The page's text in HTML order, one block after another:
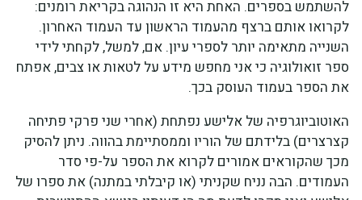
להשתמש בספרים. האחת היא זו הנהוגה בקריאת רומנים:
לקרואו אותם ברצף מהעמוד הראשון עד העמוד האחרון.
השנייה מתאימה יותר לספרי עיון. אם, למשל, לקחתי לידי
ספר זואולוגיה כי אני מחפש מידע על לטאות או צבים, אפתח
את הספר בעמוד העוסק בכך.
האוטוביוגרפיה של אלישע נפתחת (אחרי שני פרקי פתיחה
קצרצרים) בלידתם של הוריו וממסתיימת בהווה. ניתן להסיק
מכך שהקוראים אמורים לקרוא את הספר על-פי סדר
העמודים. הבה נניח שקניתי (או קיבלתי במתנה) את ספרו של